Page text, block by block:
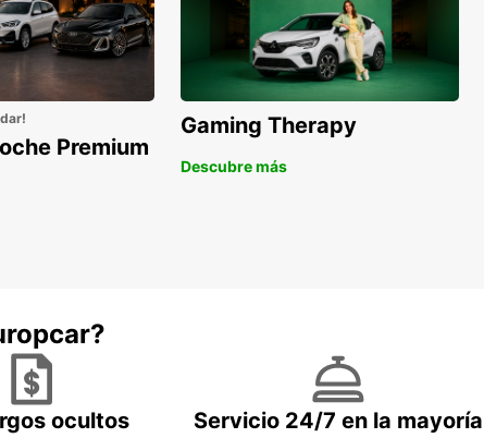
Premium
Gaming Therapy
Descubre más
ocultos
Servicio 24/7 en la mayoría